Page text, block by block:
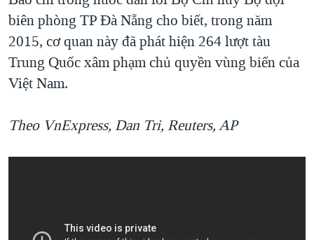
biên phòng TP Đà Nẵng cho biết, trong năm
2015, cơ quan này đã phát hiện 264 lượt tàu
Trung Quốc xâm phạm chủ quyền vùng biển của
Việt Nam.
Theo VnExpress, Dan Tri, Reuters, AP